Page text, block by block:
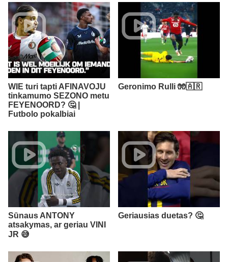
WIE turi tapti AFINAVOJU
tinkamumo SEZONO metu
FEYENOORD? 🤔 |
Futbolo pokalbiai
Geronimo Rulli 🧤🇦🇷
Sūnaus ANTONY
atsakymas, ar geriau VINI
JR 😅
Geriausias duetas? 🤔